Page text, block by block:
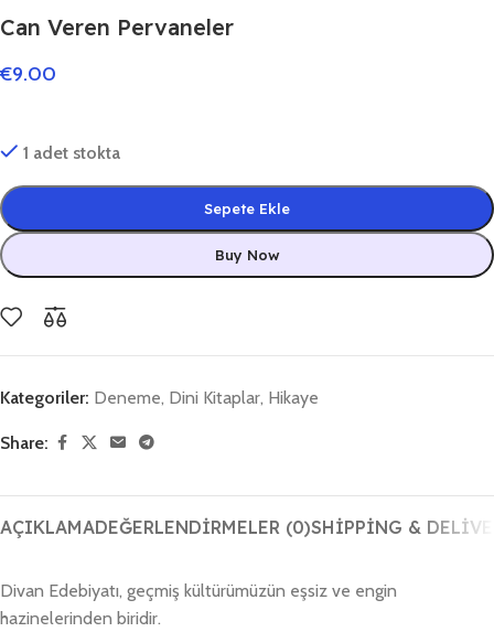
Can Veren Pervaneler
€9.00
1 adet stokta
Sepete Ekle
Buy Now
Kategoriler: Deneme, Dini Kitaplar, Hikaye
Share:
AÇIKLAMADEĞERLENDIRMELER (0)SHIPPING &
Divan Edebiyatı, geçmiş kültürümüzün eşsiz ve engin
hazinelerinden biridir.